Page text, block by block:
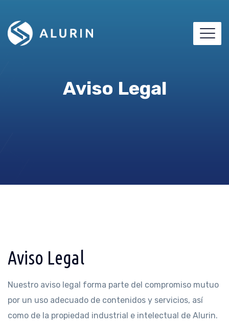
Aviso Legal
Aviso Legal
Nuestro aviso legal forma parte del compromiso mutuo
por un uso adecuado de contenidos y servicios, así
como de la propiedad industrial e intelectual de Alurin.